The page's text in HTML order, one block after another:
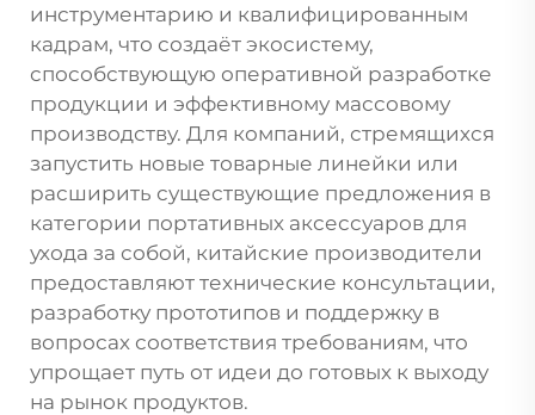
инструментарию и квалифицированным
кадрам, что создаёт экосистему,
способствующую оперативной разработке
продукции и эффективному массовому
производству. Для компаний, стремящихся
запустить новые товарные линейки или
расширить существующие предложения в
категории портативных аксессуаров для
ухода за собой, китайские производители
предоставляют технические консультации,
разработку прототипов и поддержку в
вопросах соответствия требованиям, что
упрощает путь от идеи до готовых к выходу
на рынок продуктов.